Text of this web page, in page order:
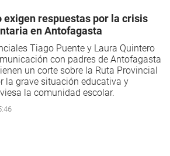
exigen respuestas por la crisis
en Antofagasta
Tiago Puente y Laura Quintero
con padres de Antofagasta
un corte sobre la Ruta Provincial
la grave situación educativa y
la comunidad escolar.